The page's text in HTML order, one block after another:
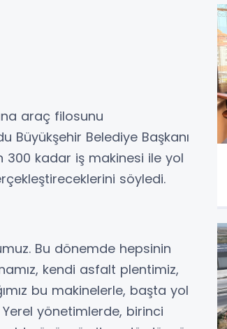
araç filosunu
Büyükşehir Belediye Başkanı
300 kadar iş makinesi ile yol
söyledi.
Bu dönemde hepsinin
kendi asfalt plentimiz,
bu makinelerle, başta yol
yönetimlerde, birinci